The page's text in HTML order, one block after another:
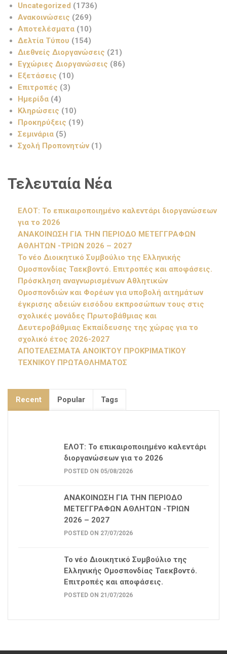
Uncategorized (1736)
Ανακοινώσεις (269)
Αποτελέσματα (10)
Δελτία Τύπου (154)
Διεθνείς Διοργανώσεις (21)
Εγχώριες Διοργανώσεις (86)
Εξετάσεις (10)
Επιτροπές (3)
Ημερίδα (4)
Κληρώσεις (10)
Προκηρύξεις (19)
Σεμινάρια (5)
Σχολή Προπονητών (1)
Τελευταία Νέα
ΕΛΟΤ: Το επικαιροποιημένο καλεντάρι διοργανώσεων
για το 2026
ΑΝΑΚΟΙΝΩΣΗ ΓΙΑ ΤΗΝ ΠΕΡΙΟΔΟ ΜΕΤΕΓΓΡΑΦΩΝ
ΑΘΛΗΤΩΝ -ΤΡΙΩΝ 2026 – 2027
Το νέο Διοικητικό Συμβούλιο της Ελληνικής
Ομοσπονδίας Ταεκβοντό. Επιτροπές και αποφάσεις.
Πρόσκληση αναγνωρισμένων Αθλητικών
Ομοσπονδιών και Φορέων για υποβολή αιτημάτων
έγκρισης αδειών εισόδου εκπροσώπων τους στις
σχολικές μονάδες Πρωτοβάθμιας και
Δευτεροβάθμιας Εκπαίδευσης της χώρας για το
σχολικό έτος 2026-2027
ΑΠΟΤΕΛΕΣΜΑΤΑ ΑΝΟΙΚΤΟΥ ΠΡΟΚΡΙΜΑΤΙΚΟΥ
ΤΕΧΝΙΚΟΥ ΠΡΩΤΑΘΛΗΜΑΤΟΣ
Recent Popular Tags
ΕΛΟΤ: Το επικαιροποιημένο καλεντάρι
διοργανώσεων για το 2026
POSTED ON 05/08/2026
ΑΝΑΚΟΙΝΩΣΗ ΓΙΑ ΤΗΝ ΠΕΡΙΟΔΟ
ΜΕΤΕΓΓΡΑΦΩΝ ΑΘΛΗΤΩΝ -ΤΡΙΩΝ
2026 – 2027
POSTED ON 27/07/2026
Το νέο Διοικητικό Συμβούλιο της
Ελληνικής Ομοσπονδίας Ταεκβοντό.
Επιτροπές και αποφάσεις.
POSTED ON 21/07/2026